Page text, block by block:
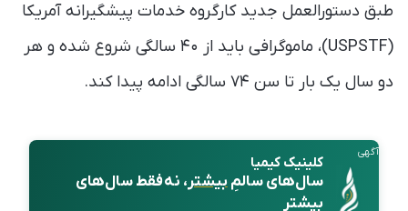
طبق دستورالعمل جدید کارگروه خدمات پیشگیرانه آمریکا
(USPSTF)، ماموگرافی باید از ۴۰ سالگی شروع شده و هر
دو سال یک بار تا سن ۷۴ سالگی ادامه پیدا کند.
آگهی
کلینیک کیمیا
سال‌های سالمِبیشتر، نه فقط سال‌های
بیشتر